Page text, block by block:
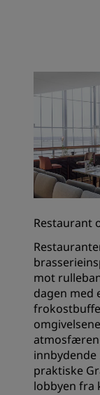
Restaurant
mot
dagen med
innbydende
praktiske
lobbyen fra